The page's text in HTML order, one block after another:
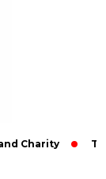
The Latest